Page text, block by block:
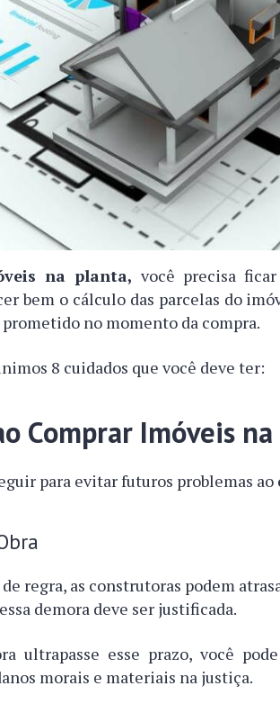
na planta, você precisa
bem o cálculo das parcelas do
no momento da compra.
8 cuidados que você deve ter:
Comprar Imóveis
para evitar futuros problemas ao
regra, as construtoras podem
demora deve ser justificada.
ultrapasse esse prazo, você
morais e materiais na justiça.